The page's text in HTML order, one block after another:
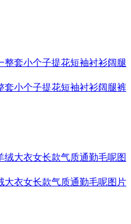
套小个子提花短袖衬衫阔腿裤
大衣女长款气质通勤毛呢图片